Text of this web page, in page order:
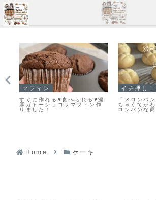
スコーン
【レシピ】リスドォルで作る
スコーン♡やってみたらめち
ゃくちゃ美味しい♡お手軽ス
クッキー
「何枚食べ
大人気おや
んの塩クッ
つは塩クッ
Home ケーキ
メニュー